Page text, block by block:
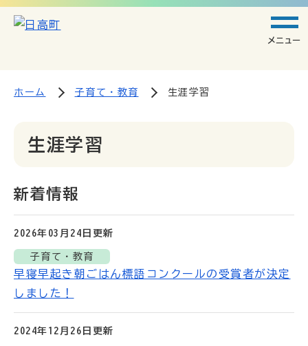
メニュー
ホーム 子育て・教育 生涯学習
生涯学習
新着情報
2026年03月24日 更新
子育て・教育
早寝早起き朝ごはん標語コンクールの受賞者が決定
しました！
2024年12月26日 更新